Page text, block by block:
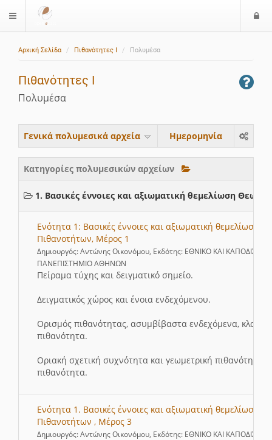
$langMenu
Αρχική Σελίδα Πιθανότητες Ι Πολυμέσα
Πιθανότητες Ι
Πολυμέσα
Γενικά πολυμεσικά αρχεία Ημερομηνία
Κατηγορίες πολυμεσικών αρχείων
1. Βασικές έννοιες και αξιωματική θεμελίωση
Ενότητα 1: Βασικές έννοιες και αξιωματική θεμελίωση
Πιθανοτήτων, Μέρος 1
Δημιουργός: Αντώνης Οικονόμου, Εκδότης: ΕΘΝΙΚΟ ΚΑΙ
ΠΑΝΕΠΙΣΤΗΜΙΟ ΑΘΗΝΩΝ
Πείραμα τύχης και δειγματικό σημείο.
Δειγματικός χώρος και ένοια ενδεχόμενου.
Ορισμός πιθανότητας, ασυμβίβαστα ενδεχόμενα,
πιθανότητα.
Οριακή σχετική συχνότητα και γεωμετρική πιθανότητα,
πιθανότητα.
Ενότητα 1. Βασικές έννοιες και αξιωματική θεμελίωση
Πιθανοτήτων , Μέρος 3
Δημιουργός: Αντώνης Οικονόμου, Εκδότης: ΕΘΝΙΚΟ ΚΑΙ